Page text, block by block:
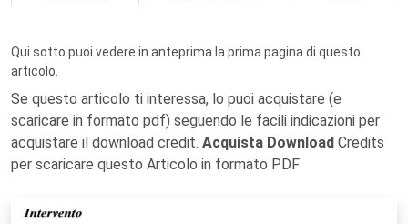
Qui sotto puoi vedere in anteprima la prima pagina di questo
articolo.
Se questo articolo ti interessa, lo puoi acquistare (e
scaricare in formato pdf) seguendo le facili indicazioni per
acquistare il download credit. Acquista Download Credits
per scaricare questo Articolo in formato PDF